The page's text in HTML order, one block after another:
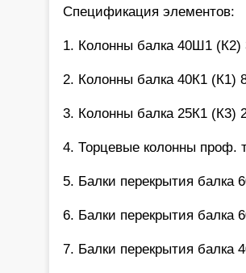
Спецификация элементов:
1. Колонны балка 40Ш1 (К2)
2. Колонны балка 40К1 (К1)
3. Колонны балка 25К1 (К3)
4. Торцевые колонны проф.
5. Балки перекрытия балка
6. Балки перекрытия балка
7. Балки перекрытия балка